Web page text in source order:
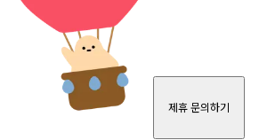
제휴 문의하기